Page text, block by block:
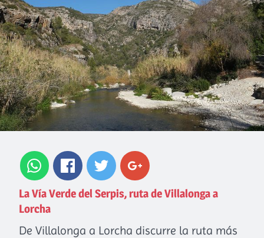
La Vía Verde del Serpis, ruta de Villalonga a
Lorcha
De Villalonga a Lorcha discurre la ruta más